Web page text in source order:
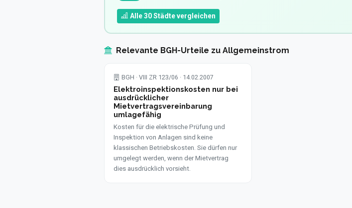
Alle 30 Städte vergleichen
Relevante BGH-Urteile zu Allgemeinstrom
BGH · VIII ZR 123/06 · 14.02.2007
Elektroinspektionskosten nur bei
ausdrücklicher
Mietvertragsvereinbarung
umlagefähig
Kosten für die elektrische Prüfung und
Inspektion von Anlagen sind keine
klassischen Betriebskosten. Sie dürfen nur
umgelegt werden, wenn der Mietvertrag
dies ausdrücklich vorsieht.